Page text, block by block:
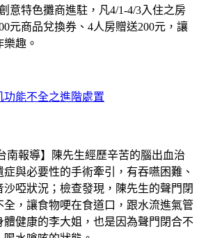
意特色攤商進駐，凡4/1-4/3入住之房
元商品兌換券、4人房贈送200元，讓
趣。
能不全之進階處置
南報導】陳先生經歷辛苦的腦出血治
與必要性的手術牽引，有吞嚥困難、
啞狀況；檢查發現，陳先生的聲門閉
，讓食物哽在食道口，跟水流進氣管
體健康的李大姐，也是因為聲門閉合不